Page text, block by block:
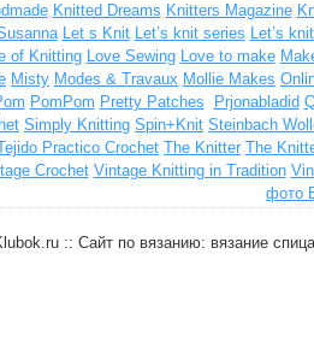
Knitted Dreams Knitters Magazine
Let s Knit Let’s knit series Let’s
of Knitting Love Sewing Love to make
Misty Modes & Travaux Mollie Makes
PomPom Pretty Patches Prjonabladid
Simply Knitting Spin+Knit Steinbach
Practico Crochet The Knitter The
Crochet Vintage Knitting in Tradition
:: Сайт по вязанию: вязание